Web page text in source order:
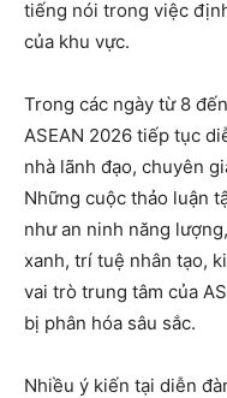
tiếng nói trong việc
của khu vực.
Trong các ngày từ 8
ASEAN 2026 tiếp tục
nhà lãnh đạo, chuyên
Những cuộc thảo luận
như an ninh năng
xanh, trí tuệ nhân tạo,
vai trò trung tâm của
bị phân hóa sâu sắc.
Nhiều ý kiến tại diễn